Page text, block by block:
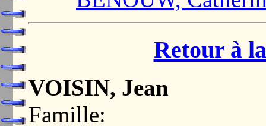
Retour à
VOISIN, Jean
Famille: